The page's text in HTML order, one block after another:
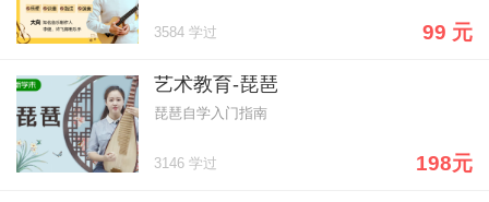
3584 学过 99 元
艺术教育-琵琶
琵琶自学入门指南
3146 学过 198元